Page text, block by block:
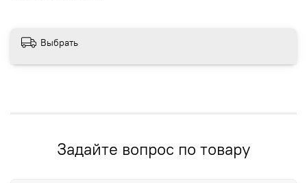
Выбрать
Задайте вопрос по товару